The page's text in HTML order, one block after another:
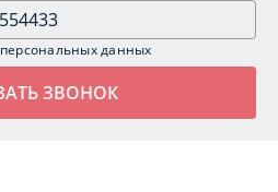
персональных данных